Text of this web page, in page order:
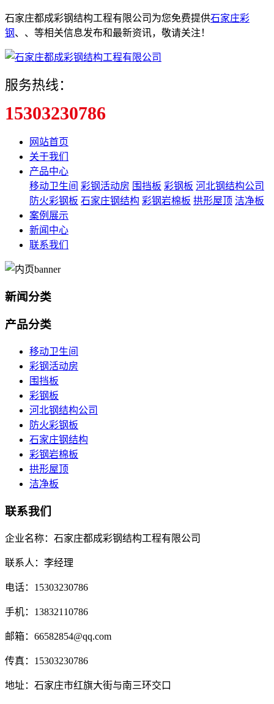
石家庄都成彩钢结构工程有限公司为您免费提供石家庄彩
钢、 、 等相关信息发布和最新资讯，敬请关注！
服务热线：
15303230786
网站首页
关于我们
产品中心
移动卫生间 彩钢活动房 围挡板 彩钢板 河北钢结构公司
防火彩钢板 石家庄钢结构 彩钢岩棉板 拱形屋顶 洁净板
案例展示
新闻中心
联系我们
新闻分类
产品分类
移动卫生间
彩钢活动房
围挡板
彩钢板
河北钢结构公司
防火彩钢板
石家庄钢结构
彩钢岩棉板
拱形屋顶
洁净板
联系我们
企业名称：石家庄都成彩钢结构工程有限公司
联系人：李经理
电话：15303230786
手机：13832110786
邮箱：66582854@qq.com
传真：15303230786
地址：石家庄市红旗大街与南三环交口